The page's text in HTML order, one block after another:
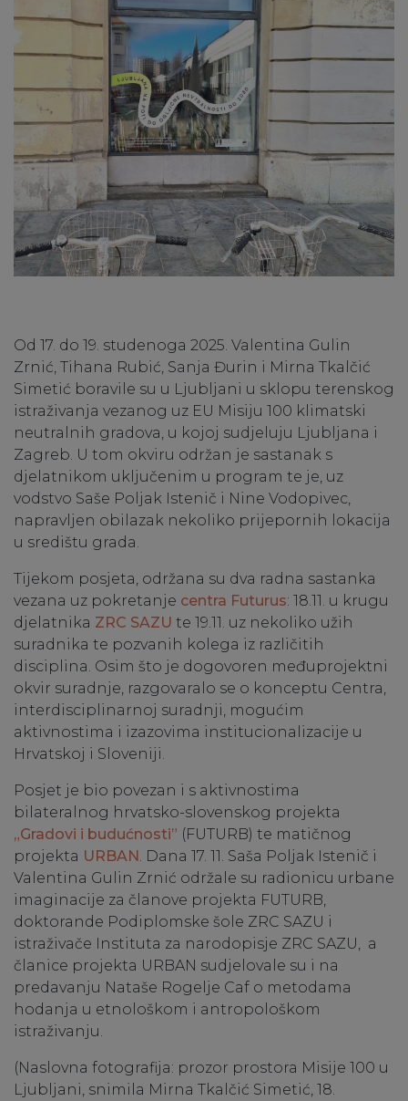
Od 17. do 19. studenoga 2025. Valentina Gulin
Zrnić, Tihana Rubić, Sanja Đurin i Mirna Tkalčić
Simetić boravile su u Ljubljani u sklopu terenskog
istraživanja vezanog uz EU Misiju 100 klimatski
neutralnih gradova, u kojoj sudjeluju Ljubljana i
Zagreb. U tom okviru održan je sastanak s
djelatnikom uključenim u program te je, uz
vodstvo Saše Poljak Istenič i Nine Vodopivec,
napravljen obilazak nekoliko prijepornih lokacija
u središtu grada.
Tijekom posjeta, održana su dva radna sastanka
vezana uz pokretanje centra Futurus: 18.11. u krugu
djelatnika ZRC SAZU te 19.11. uz nekoliko užih
suradnika te pozvanih kolega iz različitih
disciplina. Osim što je dogovoren međuprojektni
okvir suradnje, razgovaralo se o konceptu Centra,
interdisciplinarnoj suradnji, mogućim
aktivnostima i izazovima institucionalizacije u
Hrvatskoj i Sloveniji.
Posjet je bio povezan i s aktivnostima
bilateralnog hrvatsko-slovenskog projekta
„Gradovi i budućnosti” (FUTURB) te matičnog
projekta URBAN . Dana 17. 11. Saša Poljak Istenič i
Valentina Gulin Zrnić održale su radionicu urbane
imaginacije za članove projekta FUTURB,
doktorande Podiplomske šole ZRC SAZU i
istraživače Instituta za narodopisje ZRC SAZU, a
članice projekta URBAN sudjelovale su i na
predavanju Nataše Rogelje Caf o metodama
hodanja u etnološkom i antropološkom
istraživanju.
(Naslovna fotografija: prozor prostora Misije 100 u
Ljubljani, snimila Mirna Tkalčić Simetić, 18.